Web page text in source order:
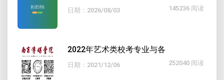
日期：2026/08/03 145236 阅读
2022年艺术类校考专业与各
日期：2021/12/06 252040 阅读